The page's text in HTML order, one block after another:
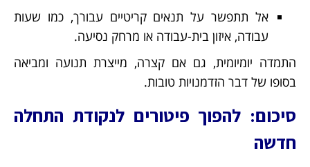
אל תתפשר על תנאים קריטיים עבורך, כמו שעות
עבודה, איזון בית-עבודה או מרחק נסיעה.
התמדה יומיומית, גם אם קצרה, מייצרת תנועה ומביאה
בסופו של דבר הזדמנויות טובות.
סיכום: להפוך פיטורים לנקודת התחלה
חדשה